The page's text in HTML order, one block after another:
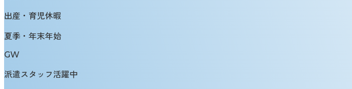
出産・育児休暇
夏季・年末年始
GW
派遣スタッフ活躍中